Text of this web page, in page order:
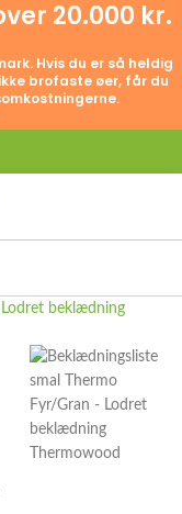
20.000 kr.
Hvis du er så heldig
brofaste øer, får du